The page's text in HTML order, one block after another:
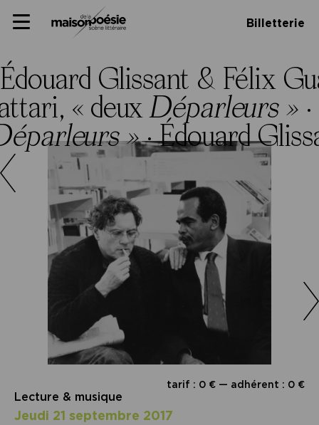
Panneau de gestion des cookies
to
littéraire
Primary
Billetterie
Édouard Glissant & Félix
« deux Déparleurs » ·
»·Édouard
tarif : 0 € — adhérent : 0 €
Lecture & musique
jeudi 21 septembre 2017